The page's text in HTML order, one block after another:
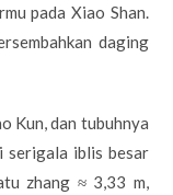
pada Xiao Shan.
daging
Kun, dan tubuhnya
serigala iblis besar
zhang ≈ 3,33 m,